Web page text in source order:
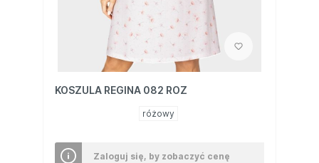
KOSZULA REGINA 082 ROZ
różowy
Zaloguj się, by zobaczyć cenę